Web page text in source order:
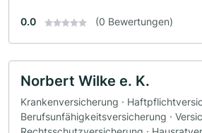
0.0 (0 Bewertungen)
Norbert Wilke e. K.
Krankenversicherung ·
Berufsunfähigkeitsversicherung ·